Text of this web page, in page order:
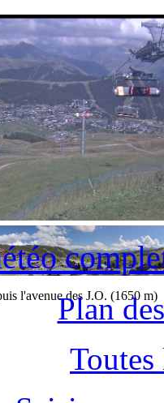
Blanc
l'avenue des J.O. (1650 m)
Plan
Toutes